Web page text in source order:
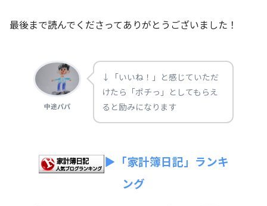
最後まで読んでくださってありがとうございました！
中途パパ
↓「いいね！」と感じていただ
けたら「ポチっ」としてもらえ
ると励みになります
▶「家計簿日記」ランキ
ング